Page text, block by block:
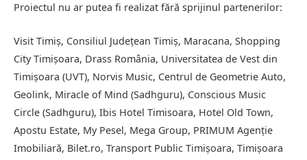
Proiectul nu ar putea fi realizat fără sprijinul partenerilor:
Visit Timiș, Consiliul Județean Timiș, Maracana, Shopping
City Timișoara, Drass România, Universitatea de Vest din
Timișoara (UVT), Norvis Music, Centrul de Geometrie Auto,
Geolink, Miracle of Mind (Sadhguru), Conscious Music
Circle (Sadhguru), Ibis Hotel Timisoara, Hotel Old Town,
Apostu Estate, My Pesel, Mega Group, PRIMUM Agenție
Imobiliară, Bilet.ro, Transport Public Timișoara, Timișoara